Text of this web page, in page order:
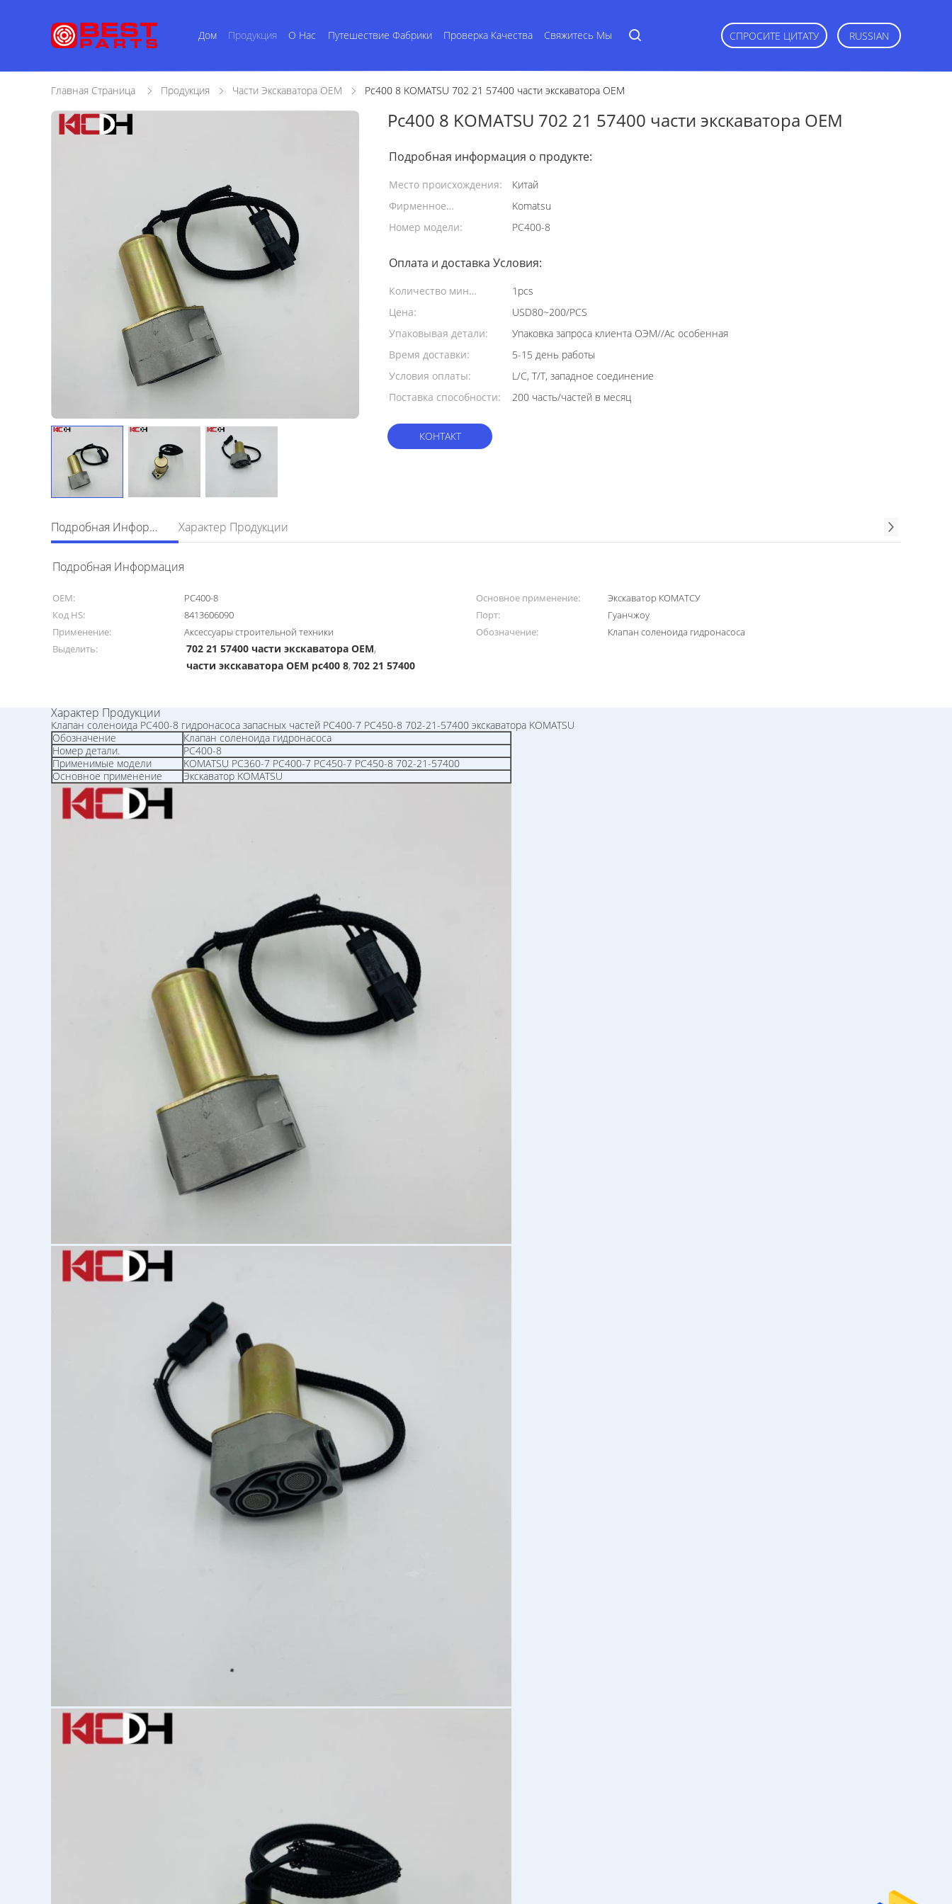
Дом Продукция О Нас Путешествие Фабрики Проверка Качества Свяжитесь Мы СПРОСИТЕ ЦИТАТУ RUSSIAN
Главная Страница Продукция Части Экскаватора OEM Pc400 8 KOMATSU 702 21 57400 части экскаватора OEM
Pc400 8 KOMATSU 702 21 57400 части экскаватора OEM
Подробная информация о продукте:
Место происхождения:
Китай
Фирменное
наименование:
Komatsu
Номер модели:
PC400-8
Оплата и доставка Условия:
Количество мин
заказа:
1pcs
Цена:
USD80~200/PCS
Упаковывая детали:
Упаковка запроса клиента ОЭМ//Ас особенная
Время доставки:
5-15 день работы
Условия оплаты:
L/C, T/T, западное соединение
Поставка способности:
200 часть/частей в месяц
КОНТАКТ
Подробная Информация Характер Продукции
Подробная Информация
OEM: PC400-8 Основное применение:
Экскаватор КОМАТСУ
Код HS:
8413606090 Порт:
Гуанчжоу
Применение:
Аксессуары строительной техники Обозначение:
Клапан соленоида гидронасоса
Выделить:
702 21 57400 части экскаватора OEM,
части экскаватора OEM pc400 8,702 21 57400
Характер Продукции
Клапан соленоида PC400-8 гидронасоса запасных частей PC400-7 PC450-8 702-21-57400 экскаватора KOMATSU
Обозначение
Клапан соленоида гидронасоса
Номер детали.
PC400-8
Применимые модели
KOMATSU PC360-7 PC400-7 PC450-7 PC450-8 702-21-57400
Основное применение
Экскаватор KOMATSU